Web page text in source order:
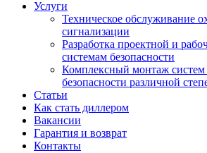
Услуги
Техническое обслуживание
сигнализации
Разработка проектной и
системам безопасности
Комплексный монтаж систем
безопасности различной
Статьи
Как стать диллером
Вакансии
Гарантия и возврат
Контакты